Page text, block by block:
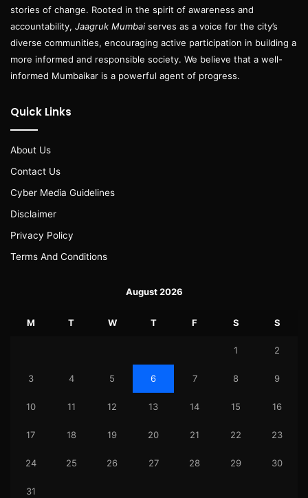
stories of change. Rooted in the spirit of awareness and
accountability, Jaagruk Mumbai serves as a voice for the city’s
diverse communities, encouraging active participation in building a
more informed and responsible society. We believe that a well-
informed Mumbaikar is a powerful agent of progress.
Quick Links
About Us
Contact Us
Cyber Media Guidelines
Disclaimer
Privacy Policy
Terms And Conditions
August 2026
M T W T F S S
1 2
3 4 5 6 7 8 9
10 11 12 13 14 15 16
17 18 19 20 21 22 23
24 25 26 27 28 29 30
31